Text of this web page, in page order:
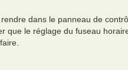
dans le panneau de
que le réglage du fuseau